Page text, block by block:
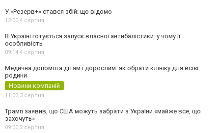
У «Резерв+» стався збій: що відомо
12:00,4 серпня
В Україні готується запуск власної антибалістики: у чому її
особливість
09:14,4 серпня
Медична допомога дітям і дорослим: як обрати клініку для всієї
родини
Новини компаній
11:00,3 серпня
Трамп заявив, що США можуть забрати з України «майже все, що
захочуть»
09:00,2 серпня